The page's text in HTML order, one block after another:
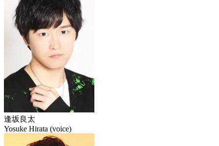
逢坂良太
Yosuke Hirata (voice)